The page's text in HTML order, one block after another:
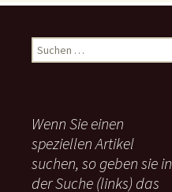
u
n
n
a
c
Wenn Sie einen
speziellen Artikel
suchen, so geben sie in
der Suche (links) das